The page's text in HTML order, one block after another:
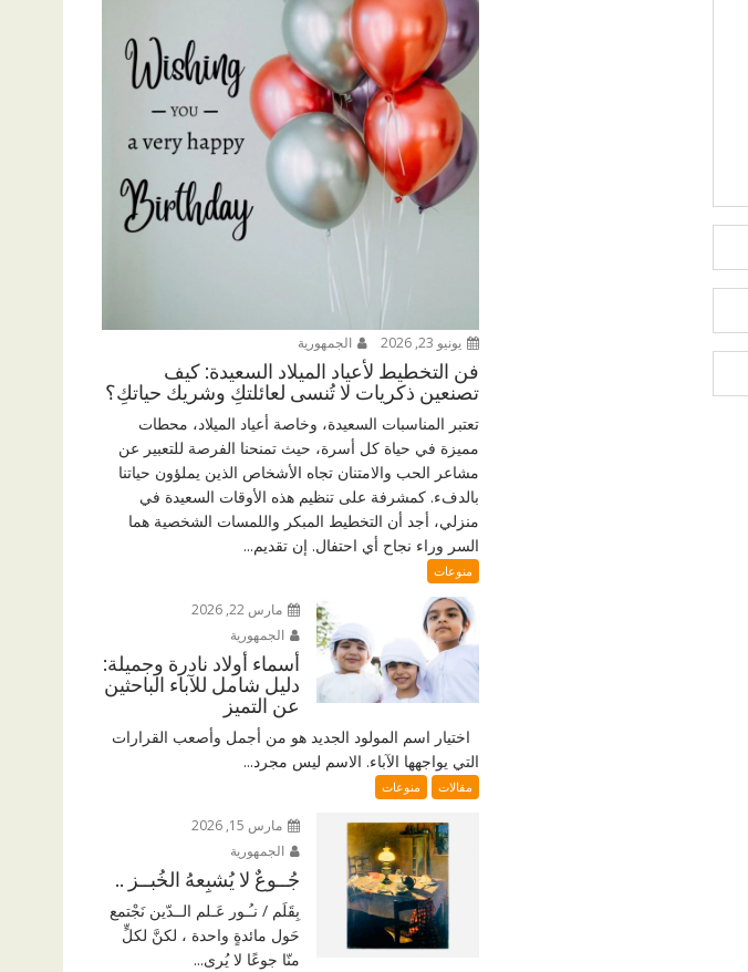
يونيو 23, 2026 الجمهورية
فن التخطيط لأعياد الميلاد السعيدة: كيف
تصنعين ذكريات لا تُنسى لعائلتكِ وشريك حياتكِ؟
تعتبر المناسبات السعيدة، وخاصة أعياد الميلاد، محطات
مميزة في حياة كل أسرة، حيث تمنحنا الفرصة للتعبير عن
مشاعر الحب والامتنان تجاه الأشخاص الذين يملؤون حياتنا
بالدفء. كمشرفة على تنظيم هذه الأوقات السعيدة في
منزلي، أجد أن التخطيط المبكر واللمسات الشخصية هما
السر وراء نجاح أي احتفال. إن تقديم...
منوعات
مارس 22, 2026
الجمهورية
أسماء أولاد نادرة وجميلة:
دليل شامل للآباء الباحثين
عن التميز
اختيار اسم المولود الجديد هو من أجمل وأصعب القرارات
التي يواجهها الآباء. الاسم ليس مجرد...
مقالات منوعات
مارس 15, 2026
الجمهورية
جُــوعٌ لا يُشبِعهُ الخُبــز ..
بِقَلَم / نـُـور عَـلم الــدّين نَجْتمع
حَول مائدةٍ واحدة ، لكنَّ لكلٍّ
منّا جوعًا لا يُرى...